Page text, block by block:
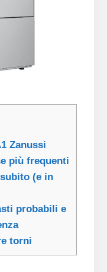
Zanussi
più frequenti
(e in
probabili e
torni